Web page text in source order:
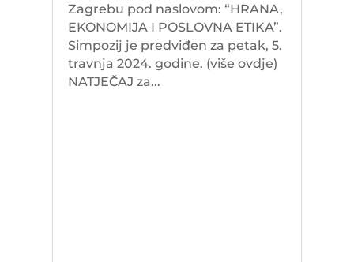
Zagrebu pod naslovom: “HRANA,
EKONOMIJA I POSLOVNA ETIKA”.
Simpozij je predviđen za petak, 5.
travnja 2024. godine. (više ovdje)
NATJEČAJ za...